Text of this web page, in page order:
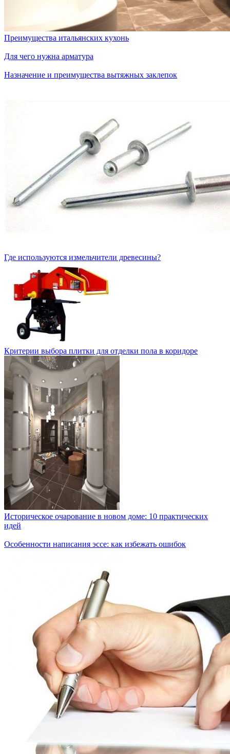
Преимущества итальянских кухонь
Для чего нужна арматура
Назначение и преимущества вытяжных заклепок
Где используются измельчители древесины?
Критерии выбора плитки для отделки пола в коридоре
Историческое очарование в новом доме: 10 практических
идей
Особенности написания эссе: как избежать ошибок